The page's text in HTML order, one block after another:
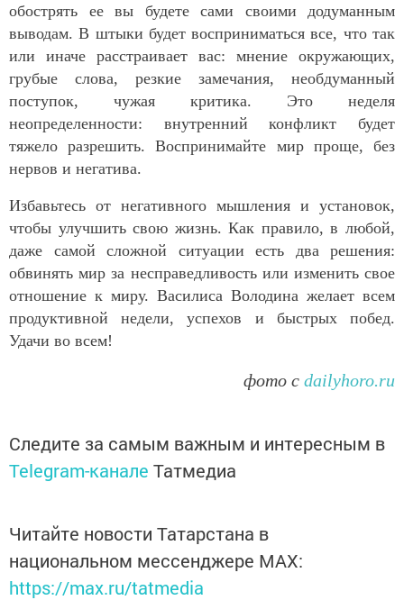
обострять ее вы будете сами своими додуманным
выводам. В штыки будет восприниматься все, что так
или иначе расстраивает вас: мнение окружающих,
грубые слова, резкие замечания, необдуманный
поступок, чужая критика. Это неделя
неопределенности: внутренний конфликт будет
тяжело разрешить. Воспринимайте мир проще, без
нервов и негатива.
Избавьтесь от негативного мышления и установок,
чтобы улучшить свою жизнь. Как правило, в любой,
даже самой сложной ситуации есть два решения:
обвинять мир за несправедливость или изменить свое
отношение к миру. Василиса Володина желает всем
продуктивной недели, успехов и быстрых побед.
Удачи во всем!
фото с dailyhoro.ru
Следите за самым важным и интересным в
Telegram-канале Татмедиа
Читайте новости Татарстана в
национальном мессенджере MАХ:
https://max.ru/tatmedia